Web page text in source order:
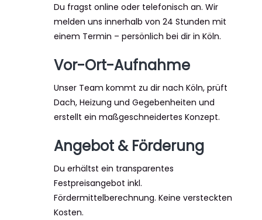
Du fragst online oder telefonisch an. Wir
melden uns innerhalb von 24 Stunden mit
einem Termin – persönlich bei dir in Köln.
Vor-Ort-Aufnahme
Unser Team kommt zu dir nach Köln, prüft
Dach, Heizung und Gegebenheiten und
erstellt ein maßgeschneidertes Konzept.
Angebot & Förderung
Du erhältst ein transparentes
Festpreisangebot inkl.
Fördermittelberechnung. Keine versteckten
Kosten.